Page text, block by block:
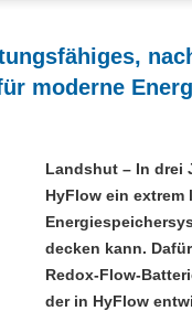
moderne
Landshut – In drei
HyFlow ein
decken kann.
Redox-Flow-
der in HyFlow